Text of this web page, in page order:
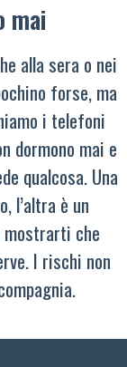
mai
alla sera o nei
forse, ma
i telefoni
dormono mai e
qualcosa. Una
l’altra è un
che
I rischi non